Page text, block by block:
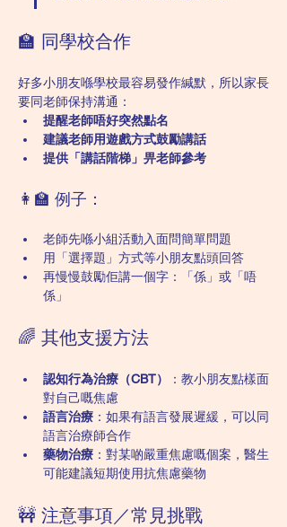
🏫 同學校合作
好多小朋友喺學校最容易發作緘默，所以家長
要同老師保持溝通：
提醒老師唔好突然點名
建議老師用遊戲方式鼓勵講話
提供「講話階梯」畀老師參考
👩‍🏫 例子：
老師先喺小組活動入面問簡單問題
用「選擇題」方式等小朋友點頭回答
再慢慢鼓勵佢講一個字：「係」或「唔
係」
🌈 其他支援方法
認知行為治療（CBT）
：教小朋友點樣面
對自己嘅焦慮
語言治療 ：如果有語言發展遲緩，可以同
語言治療師合作
藥物治療 ：對某啲嚴重焦慮嘅個案，醫生
可能建議短期使用抗焦慮藥物
🚧 注意事項／常見挑戰